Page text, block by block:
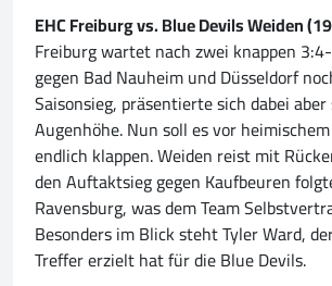
EHC Freiburg vs. Blue Devils Weiden
Freiburg wartet nach zwei knappen
gegen Bad Nauheim und Düsseldorf
Saisonsieg, präsentierte sich dabei
Augenhöhe. Nun soll es vor
endlich klappen. Weiden reist mit
den Auftaktsieg gegen Kaufbeuren
Ravensburg, was dem Team
Besonders im Blick steht Tyler Ward,
Treffer erzielt hat für die Blue Devils.